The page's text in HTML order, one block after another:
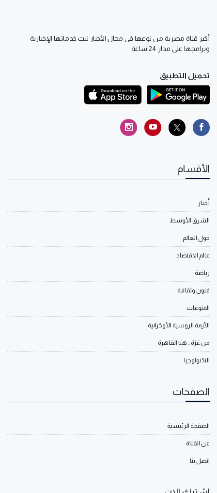
أكبر قناة مصرية من نوعها في مجال الأخبار تبث خدماتها الإخبارية
وبرامجها على مدار 24 ساعة
تحميل التطبيق
الأقسام
أخبار
الشرق الأوسط
حول العالم
عالم الاقتصاد
رياضة
فنون وثقافة
المنوعات
الأزمة الروسية الأوكرانية
من غزة.. هنا القاهرة
التكنولوجيا
الصفحات
الصفحة الرئيسية
عن القناة
اتصل بنا